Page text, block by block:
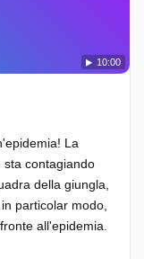
10:00
La
sta contagiando
della giungla,
particolar modo,
all'epidemia.